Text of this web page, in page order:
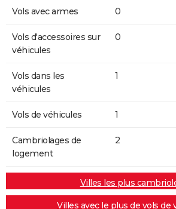
Vols avec armes 0
Vols d'accessoires sur
véhicules
0
Vols dans les
véhicules
1
Vols de véhicules 1
Cambriolages de
logement
2
Villes les plus
Villes avec le plus de vols de